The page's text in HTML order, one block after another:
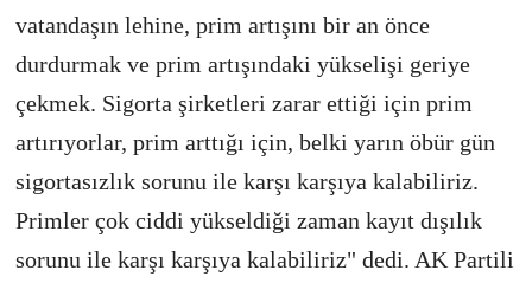
vatandaşın lehine, prim artışını bir an önce
durdurmak ve prim artışındaki yükselişi geriye
çekmek. Sigorta şirketleri zarar ettiği için prim
artırıyorlar, prim arttığı için, belki yarın öbür gün
sigortasızlık sorunu ile karşı karşıya kalabiliriz.
Primler çok ciddi yükseldiği zaman kayıt dışılık
sorunu ile karşı karşıya kalabiliriz" dedi. AK Partili